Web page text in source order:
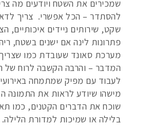
שמכירים את השטח ויודעים מה
להסתדר – הכל אפשרי. צריך
שקט, שירותים ניידים איכותיים,
פתרונות לינה אם ישנים בשטח,
מערכת סאונד שעובדת כמו
המדבר – והרבה הקשבה לרוח של
לעבוד עם מפיק שמתמחה
מישהו שיודע לראות את התמונה
שוכח את הדברים הקטנים, כמו
בלילה או שמיכות למדורת הלילה.